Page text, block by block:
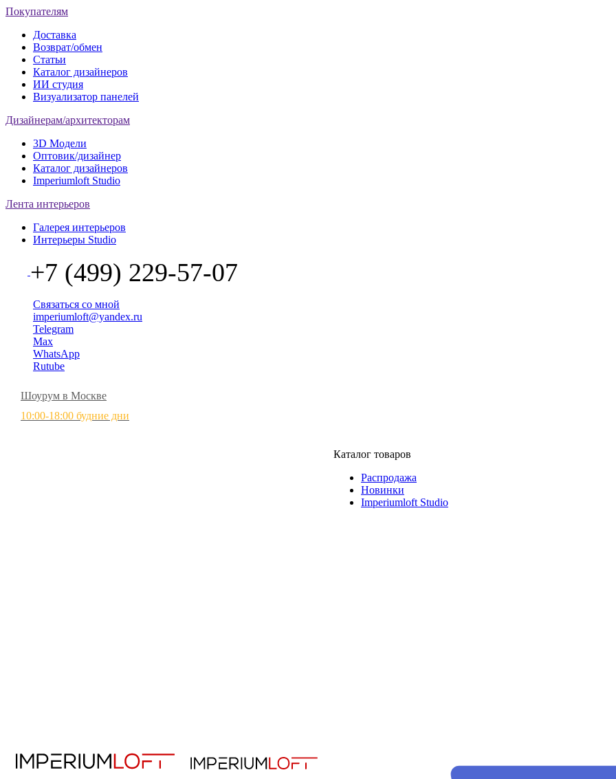
Покупателям
Доставка
Возврат/обмен
Статьи
Каталог дизайнеров
ИИ студия
Визуализатор панелей
Дизайнерам/архитекторам
3D Модели
Оптовик/дизайнер
Каталог дизайнеров
Imperiumloft Studio
Лента интерьеров
Галерея интерьеров
Интерьеры Studio
+7 (499) 229-57-07
Связаться со мной
imperiumloft@yandex.ru
Telegram
Max
WhatsApp
Rutube
Шоурум в Москве
10:00-18:00 будние дни
Каталог товаров
Распродажа
Новинки
Imperiumloft Studio